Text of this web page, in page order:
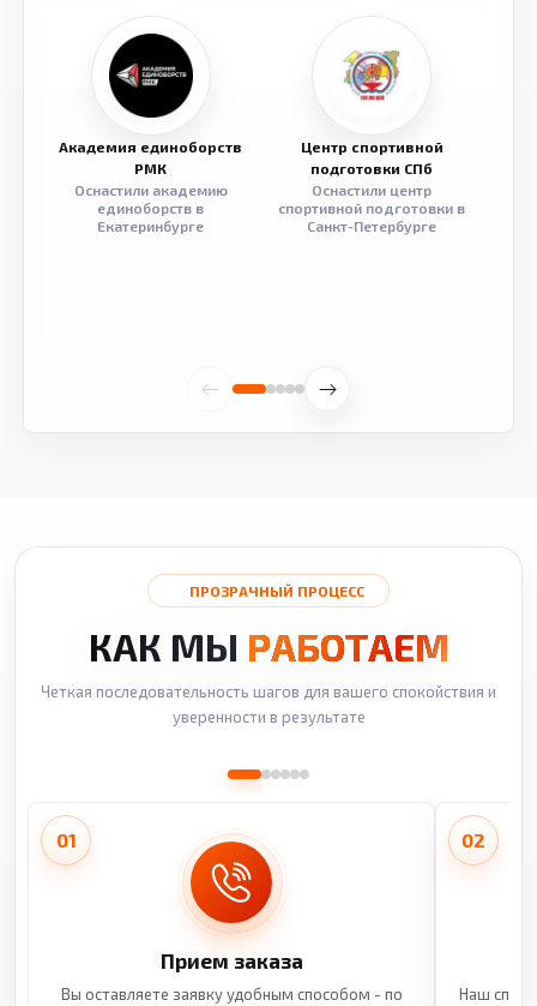
Академия единоборств
РМК
Оснастили академию
единоборств в
Екатеринбурге
Центр спортивной
подготовки СПб
Оснастили центр
спортивной подготовки в
Санкт-Петербурге
ПРОЗРАЧНЫЙ ПРОЦЕСС
КАК МЫ РАБОТАЕМ
Четкая последовательность шагов для вашего спокойствия и
уверенности в результате
01
Прием заказа
Вы оставляете заявку удобным способом - по
02
Наш